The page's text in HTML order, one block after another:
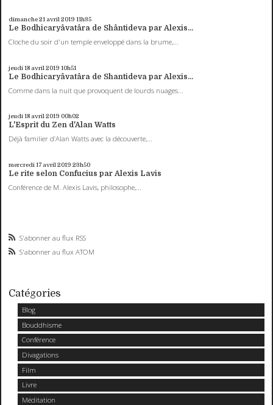
dimanche 21 avril 2019 11h35
Le Bodhicaryâvatâra de Shântideva par Alexis...
Cloche du soir d'un temple enveloppé dans la brume,...
jeudi 18 avril 2019 10h51
Le Bodhicaryâvatâra de Shantideva par Alexis...
Comme dans la nuit que provoquent de lourds nuages...
jeudi 18 avril 2019 00h02
L'Esprit du Zen d'Alan Watts
Déjà familier d’Alan Watts avec la découverte,...
mercredi 17 avril 2019 23h50
Le rite selon Confucius par Alexis Lavis
Conférence de M. Alexis Lavis, philosophe,...
S'abonner au flux RSS
S'abonner au flux ATOM
Catégories
Blog
Bouddhisme
Conférence
Divagations
Film
Livre
Méditation